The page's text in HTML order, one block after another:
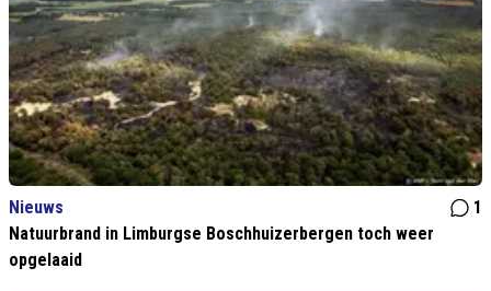
Nieuws
1
Natuurbrand in Limburgse Boschhuizerbergen toch weer
opgelaaid